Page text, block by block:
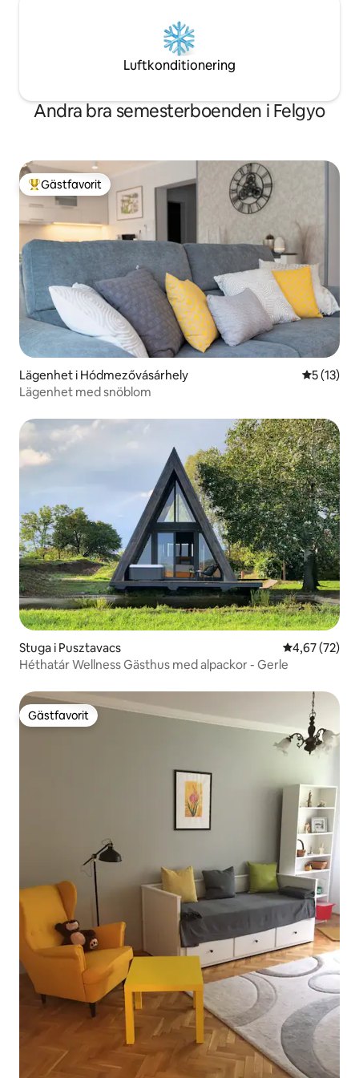
Luftkonditionering
Andra bra semesterboenden i Felgyo
Populär gästfavorit
Gästfavorit
Lägenhet i Hódmezővásárhely 5 av 5 i
5 (13)
Lägenhet med snöblom
Stuga i Pusztavacs 4,67 av 5 i
4,67 (72)
Héthatár Wellness Gästhus med alpackor - Gerle
Gästfavorit
Gästfavorit